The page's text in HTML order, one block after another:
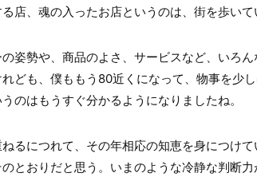
店、魂の入ったお店というのは、街を歩いて
姿勢や、商品のよさ、サービスなど、いろ
ども、僕ももう80近くになって、物事を少
のはもうすぐ分かるようになりましたね。
るにつれて、その年相応の知恵を身につけ
とおりだと思う。いまのような冷静な判断